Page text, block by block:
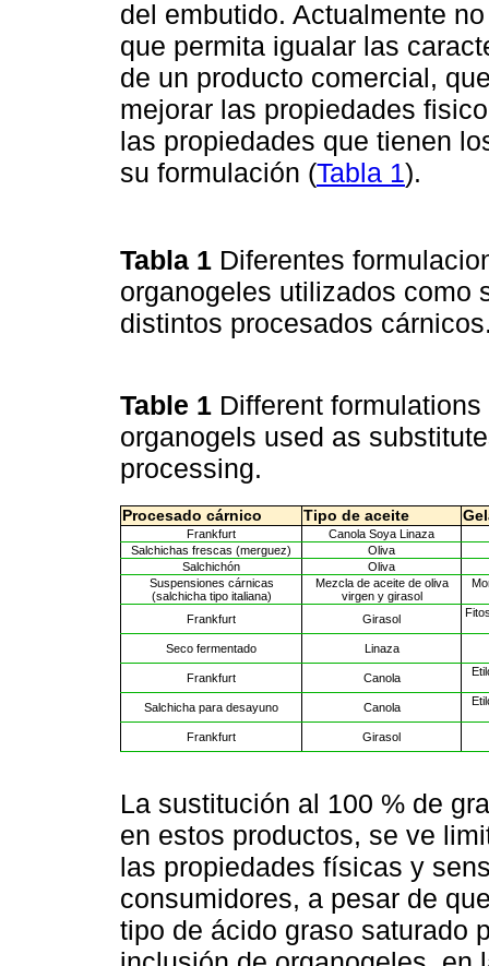
del embutido. Actualmente
que permita igualar las
de un producto comercial,
mejorar las propiedades
las propiedades que tienen
su formulación (Tabla 1).
Tabla 1 Diferentes
organogeles utilizados como
distintos procesados
Table 1 Different
organogels used as
processing.
Procesado cárnico Tipo de aceite
Frankfurt
Canola Soya Linaza
Salchichas frescas (merguez)
Oliva
Salchichón
Oliva
Suspensiones cárnicas
(salchicha tipo italiana)
Mezcla de aceite de oliva
virgen y girasol
Frankfurt Girasol
Seco fermentado Linaza
Frankfurt Canola
Salchicha para desayuno Canola
Frankfurt Girasol
La sustitución al 100 % de
en estos productos, se ve
las propiedades físicas y
consumidores, a pesar de
tipo de ácido graso saturado